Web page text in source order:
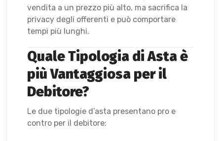
vendita a un prezzo più alto, ma sacrifica la
privacy degli offerenti e può comportare
tempi più lunghi.
Quale Tipologia di Asta è
più Vantaggiosa per il
Debitore?
Le due tipologie d’asta presentano pro e
contro per il debitore: